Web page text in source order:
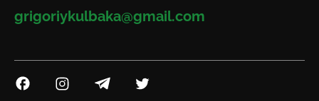
Email
grigoriykulbaka@gmail.com
Посилання на Facebook
Посилання на Instagram
Посилання на Telegram
Посилання на Twitter